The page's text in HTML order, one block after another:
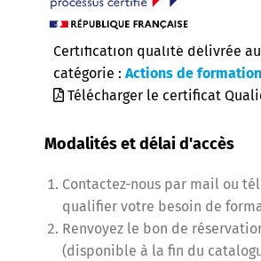
Certification qualité délivrée
catégorie : Actions de formation
Télécharger le certificat
Modalités et délai d'accès
Contactez-nous par mail ou
qualifier votre besoin de
Renvoyez le bon de
(disponible à la fin du